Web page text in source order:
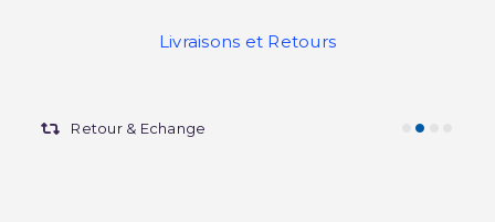
Livraisons et Retours
Retour & Echange